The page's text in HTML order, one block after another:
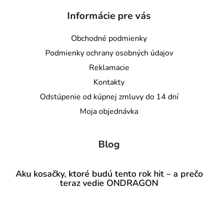
Informácie pre vás
Obchodné podmienky
Podmienky ochrany osobných údajov
Reklamacie
Kontakty
Odstúpenie od kúpnej zmluvy do 14 dní
Moja objednávka
Blog
Aku kosačky, ktoré budú tento rok hit – a prečo
teraz vedie ONDRAGON